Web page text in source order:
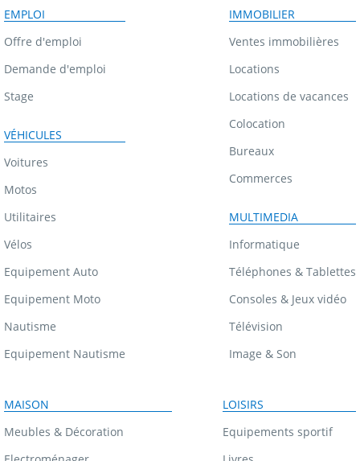
EMPLOI
Offre d'emploi
Demande d'emploi
Stage
VÉHICULES
Voitures
Motos
Utilitaires
Vélos
Equipement Auto
Equipement Moto
Nautisme
Equipement Nautisme
IMMOBILIER
Ventes immobilières
Locations
Locations de vacances
Colocation
Bureaux
Commerces
MULTIMEDIA
Informatique
Téléphones & Tablettes
Consoles & Jeux vidéo
Télévision
Image & Son
MAISON
Meubles & Décoration
LOISIRS
Equipements sportif